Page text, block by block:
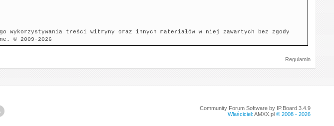
wykorzystywania treści witryny oraz innych materiałów w niej zawartych bez zgody
© 2009-2026
Regulamin
Community Forum Software by IP.Board 3.4.9
Właściciel: AMXX.pl© 2008 - 2026